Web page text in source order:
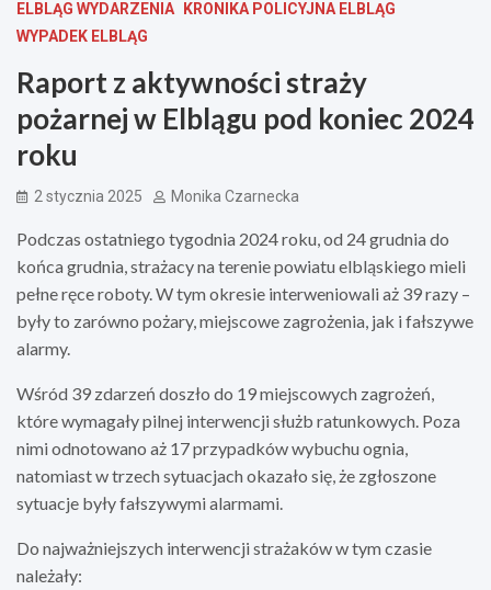
ELBLĄG WYDARZENIA
KRONIKA POLICYJNA ELBLĄG
WYPADEK ELBLĄG
Raport z aktywności straży
pożarnej w Elblągu pod koniec 2024
roku
2 stycznia 2025 Monika Czarnecka
Podczas ostatniego tygodnia 2024 roku, od 24 grudnia do
końca grudnia, strażacy na terenie powiatu elbląskiego mieli
pełne ręce roboty. W tym okresie interweniowali aż 39 razy –
były to zarówno pożary, miejscowe zagrożenia, jak i fałszywe
alarmy.
Wśród 39 zdarzeń doszło do 19 miejscowych zagrożeń,
które wymagały pilnej interwencji służb ratunkowych. Poza
nimi odnotowano aż 17 przypadków wybuchu ognia,
natomiast w trzech sytuacjach okazało się, że zgłoszone
sytuacje były fałszywymi alarmami.
Do najważniejszych interwencji strażaków w tym czasie
należały: